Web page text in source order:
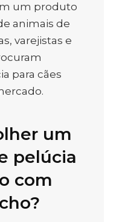
um produto
animais de
varejistas e
para cães
um
pelúcia
com